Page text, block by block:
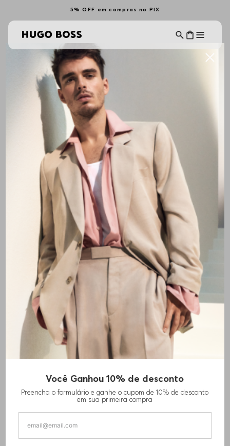
5% OFF em compras no PIX
Você Ganhou 10% de desconto
Preencha o formulário e ganhe o cupom de 10% de desconto
em sua primeira compra
CALÇAS DE AJUSTE SLIM EM MISTURA DE
LÃ LAVÁVEL
R$ 1.840,00